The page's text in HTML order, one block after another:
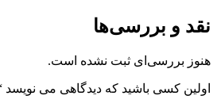
نقد و بررسی‌ها
هنوز بررسی‌ای ثبت نشده است.
اولین کسی باشید که دیدگاهی می نویسد